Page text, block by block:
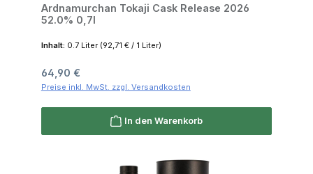
Ardnamurchan Tokaji Cask Release 2026
52.0% 0,7l
Inhalt: 0.7 Liter (92,71 € / 1 Liter)
Regulärer Preis:
64,90 €
Preise inkl. MwSt. zzgl. Versandkosten
In den Warenkorb